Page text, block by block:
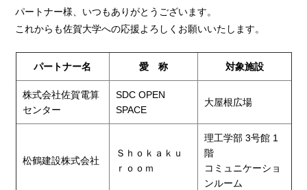
パートナー様、いつもありがとうございます。
これからも佐賀大学への応援よろしくお願いいたします。
パートナー名 愛 称 対象施設
株式会社佐賀電算
センター
SDC OPEN
SPACE
大屋根広場
松鶴建設株式会社
Ｓｈｏｋａｋｕ
ｒｏｏｍ
理工学部 3号館 1
階
コミュニケーショ
ンルーム